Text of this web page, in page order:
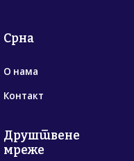
Срна
О нама
Контакт
Друштвене
мреже